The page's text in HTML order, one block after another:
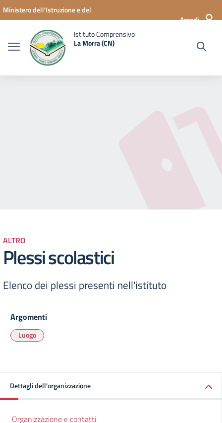
Vai ai contenuti
Vai al menu di navigazione
Vai al footer
Ministero dell'Istruzione e del
Accedi
Istituto Comprensivo
La Morra (CN)
ALTRO
Plessi scolastici
Elenco dei plessi presenti nell'istituto
Argomenti
Luogo
Dettagli dell'organizzazione
Organizzazione e contatti